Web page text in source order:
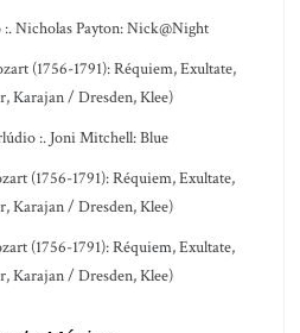
Nicholas Payton: Nick@Night
(1756-1791): Réquiem, Exultate,
Karajan / Dresden, Klee)
:. Joni Mitchell: Blue
(1756-1791): Réquiem, Exultate,
Karajan / Dresden, Klee)
(1756-1791): Réquiem, Exultate,
Karajan / Dresden, Klee)